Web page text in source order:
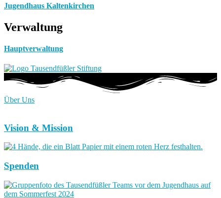
Jugendhaus Kaltenkirchen
Verwaltung
Hauptverwaltung
Über Uns
Vision & Mission
Spenden